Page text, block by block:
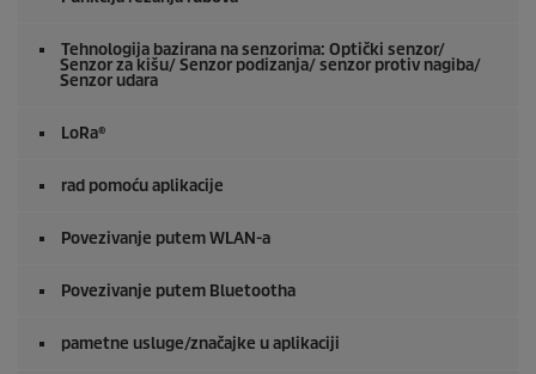
Tehnologija bazirana na senzorima: Optički senzor/
Senzor za kišu/ Senzor podizanja/ senzor protiv nagiba/
Senzor udara
LoRa®
rad pomoću aplikacije
Povezivanje putem WLAN-a
Povezivanje putem Bluetootha
pametne usluge/značajke u aplikaciji